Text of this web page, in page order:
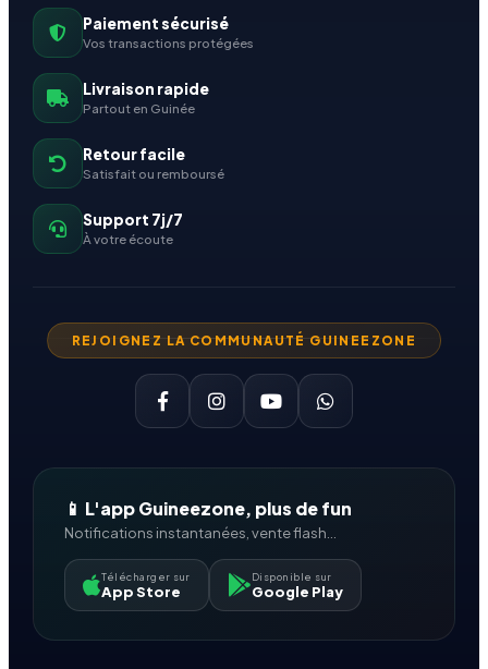
Paiement sécurisé
Vos transactions protégées
Livraison rapide
Partout en Guinée
Retour facile
Satisfait ou remboursé
Support 7j/7
À votre écoute
REJOIGNEZ LA COMMUNAUTÉ GUINEEZONE
📱 L'app Guineezone, plus de fun
Notifications instantanées, vente flash...
Télécharger sur
App Store
Disponible sur
Google Play